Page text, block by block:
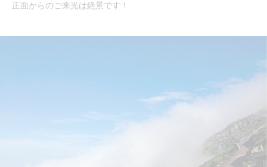
正面からのご来光は絶景です！